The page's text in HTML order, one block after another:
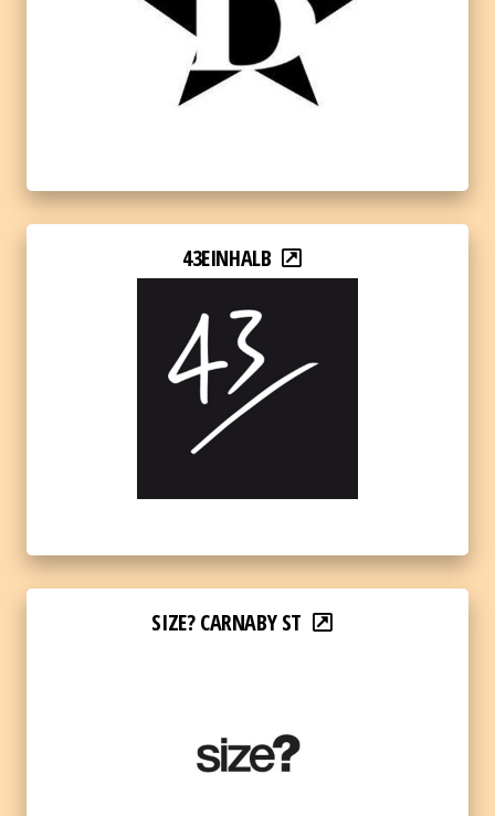
43EINHALB
SIZE? CARNABY ST